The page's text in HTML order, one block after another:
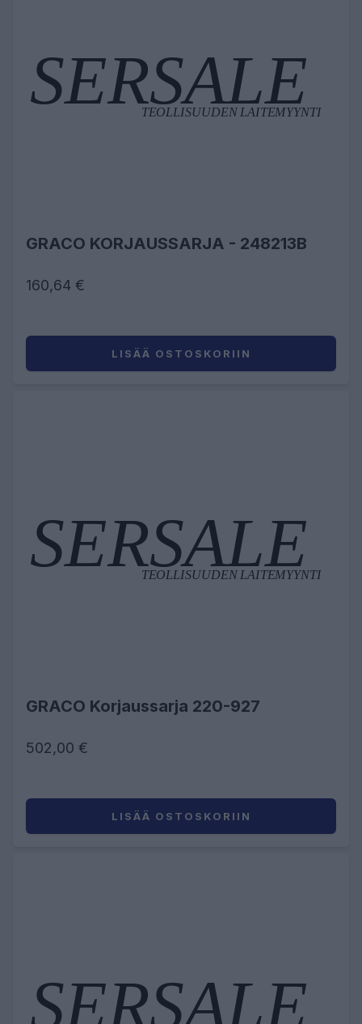
GRACO KORJAUSSARJA - 248213B
160,64 €
LISÄÄ OSTOSKORIIN
GRACO Korjaussarja 220-927
502,00 €
LISÄÄ OSTOSKORIIN